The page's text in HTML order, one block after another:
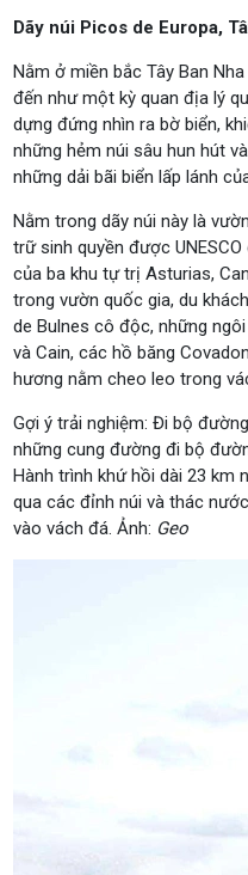
Dãy núi Picos de Europa,
Nằm ở miền bắc Tây Ban
đến như một kỳ quan địa lý
dựng đứng nhìn ra bờ biển,
những hẻm núi sâu hun hút
những dải bãi biển lấp lánh
Nằm trong dãy núi này là
trữ sinh quyền được
của ba khu tự trị Asturias,
trong vườn quốc gia, du
de Bulnes cô độc, những
và Cain, các hồ băng
hương nằm cheo leo trong
Gợi ý trải nghiệm: Đi bộ
những cung đường đi bộ
Hành trình khứ hồi dài 23 km
qua các đỉnh núi và thác
vào vách đá. Ảnh: Geo